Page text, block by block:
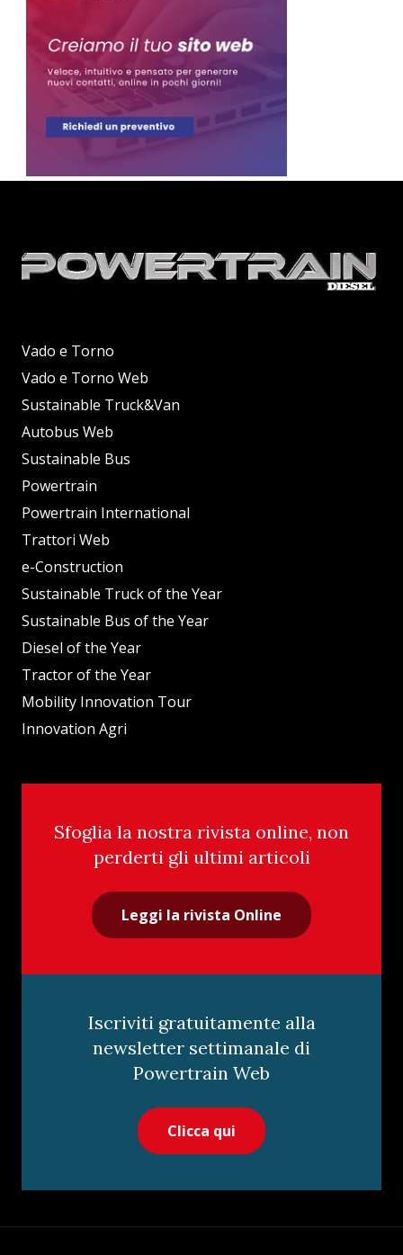
Vado e Torno
Vado e Torno Web
Sustainable Truck&Van
Autobus Web
Sustainable Bus
Powertrain
Powertrain International
Trattori Web
e-Construction
Sustainable Truck of the Year
Sustainable Bus of the Year
Diesel of the Year
Tractor of the Year
Mobility Innovation Tour
Innovation Agri
Sfoglia la nostra rivista online, non
perderti gli ultimi articoli
Leggi la rivista Online
Iscriviti gratuitamente alla
newsletter settimanale di
Powertrain Web
Clicca qui